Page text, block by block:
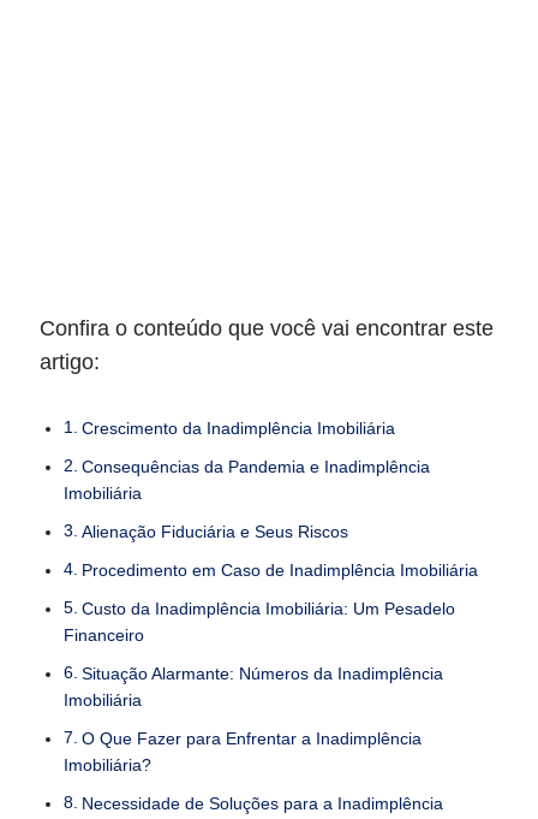
Confira o conteúdo que você vai encontrar este
artigo:
Crescimento da Inadimplência Imobiliária
Consequências da Pandemia e Inadimplência
Imobiliária
Alienação Fiduciária e Seus Riscos
Procedimento em Caso de Inadimplência Imobiliária
Custo da Inadimplência Imobiliária: Um Pesadelo
Financeiro
Situação Alarmante: Números da Inadimplência
Imobiliária
O Que Fazer para Enfrentar a Inadimplência
Imobiliária?
Necessidade de Soluções para a Inadimplência